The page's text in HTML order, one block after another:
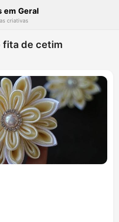
em Geral
criativas
fita de cetim